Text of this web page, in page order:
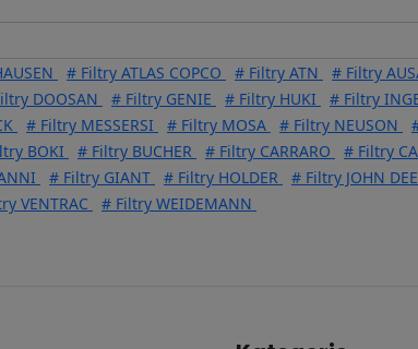
# Filtry ATLAS COPCO # Filtry ATN # Filtry
DOOSAN # Filtry GENIE # Filtry HUKI # Filtry
# Filtry MESSERSI # Filtry MOSA # Filtry NEUSON
BOKI # Filtry BUCHER # Filtry CARRARO # Filtry
# Filtry GIANT # Filtry HOLDER # Filtry JOHN
VENTRAC # Filtry WEIDEMANN